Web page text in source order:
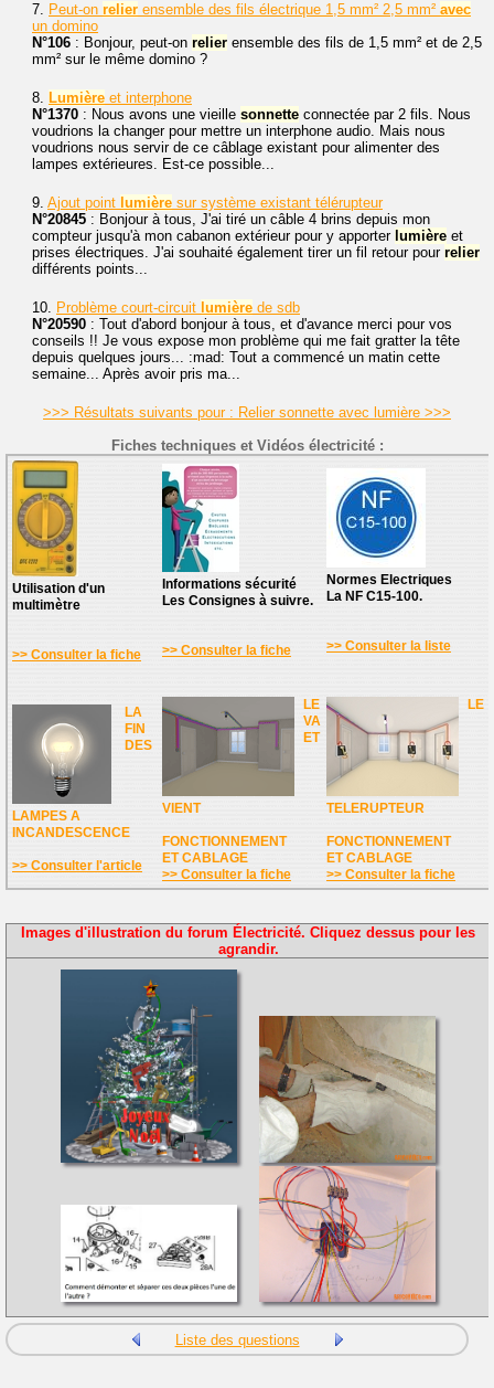
7. Peut-on relier ensemble des fils électrique 1,5 mm² 2,5 mm² avec
un domino
N°106 : Bonjour, peut-on relier ensemble des fils de 1,5 mm² et de 2,5
mm² sur le même domino ?
8. Lumière et interphone
N°1370 : Nous avons une vieille sonnette connectée par 2 fils. Nous
voudrions la changer pour mettre un interphone audio. Mais nous
voudrions nous servir de ce câblage existant pour alimenter des
lampes extérieures. Est-ce possible...
9. Ajout point lumière sur système existant télérupteur
N°20845 : Bonjour à tous, J'ai tiré un câble 4 brins depuis mon
compteur jusqu'à mon cabanon extérieur pour y apporter lumière et
prises électriques. J'ai souhaité également tirer un fil retour pour relier
différents points...
10. Problème court-circuit lumière de sdb
N°20590 : Tout d'abord bonjour à tous, et d'avance merci pour vos
conseils !! Je vous expose mon problème qui me fait gratter la tête
depuis quelques jours... :mad: Tout a commencé un matin cette
semaine... Après avoir pris ma...
>>> Résultats suivants pour : Relier sonnette avec lumière >>>
Fiches techniques et Vidéos électricité :
Utilisation d'un
multimètre
>> Consulter la fiche
Informations sécurité
Les Consignes à suivre.
>> Consulter la fiche
Normes Electriques
La NF C15-100.
>> Consulter la liste
LA
FIN
DES
LAMPES A
INCANDESCENCE
>> Consulter l'article
LE
VA
ET
VIENT
FONCTIONNEMENT
ET CABLAGE
>> Consulter la fiche
LE
TELERUPTEUR
FONCTIONNEMENT
ET CABLAGE
>> Consulter la fiche
Images d'illustration du forum Électricité. Cliquez dessus pour les
agrandir.
Liste des questions